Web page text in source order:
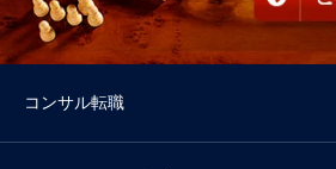
コンサル転職